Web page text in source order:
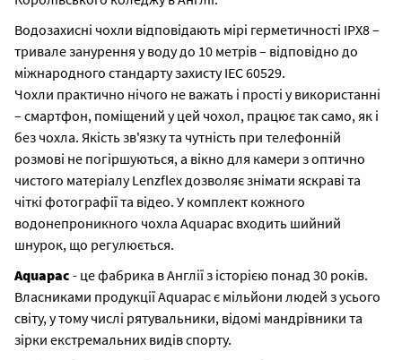
Водозахисні чохли відповідають мірі герметичності IPX8 –
тривале занурення у воду до 10 метрів – відповідно до
міжнародного стандарту захисту IEC 60529.
Чохли практично нічого не важать і прості у використанні
– смартфон, поміщений у цей чохол, працює так само, як і
без чохла. Якість зв'язку та чутність при телефонній
розмові не погіршуються, а вікно для камери з оптично
чистого матеріалу Lenzflex дозволяє знімати яскраві та
чіткі фотографії та відео. У комплект кожного
водонепроникного чохла Aquapac входить шийний
шнурок, що регулюється.
Aquapac - це фабрика в Англії з історією понад 30 років.
Власниками продукції Aquapac є мільйони людей з усього
світу, у тому числі рятувальники, відомі мандрівники та
зірки екстремальних видів спорту.